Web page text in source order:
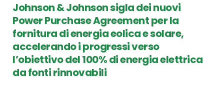
Johnson & Johnson sigla dei nuovi
Power Purchase Agreement per la
fornitura di energia eolica e solare,
accelerando i progressi verso
l’obiettivo del 100% di energia elettrica
da fonti rinnovabili